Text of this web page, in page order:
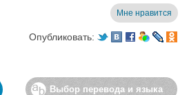
Мне нравится
Опубликовать:
Выбор перевода и языка